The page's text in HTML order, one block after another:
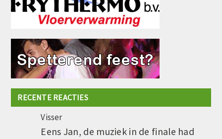
RECENTE REACTIES
Visser
Eens Jan, de muziek in de finale had